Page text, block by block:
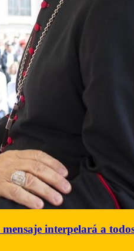
interpelará a